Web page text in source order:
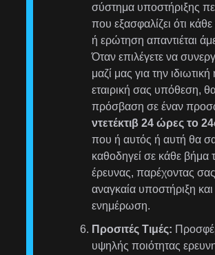
σύστημα υποστήριξης
που εξασφαλίζει ότι κάθε
ή ερώτηση απαντιέται
Όταν επιλέγετε να
μαζί μας για την ιδιωτική
εταιρική σας υπόθεση,
πρόσβαση σε έναν
ντετέκτιβ 24 ώρες το
που ή αυτός ή αυτή θα
καθοδηγεί σε κάθε βήμα
έρευνας, παρέχοντας
αναγκαία υποστήριξη και
ενημέρωση.
Προσιτές Τιμές:
υψηλής ποιότητας